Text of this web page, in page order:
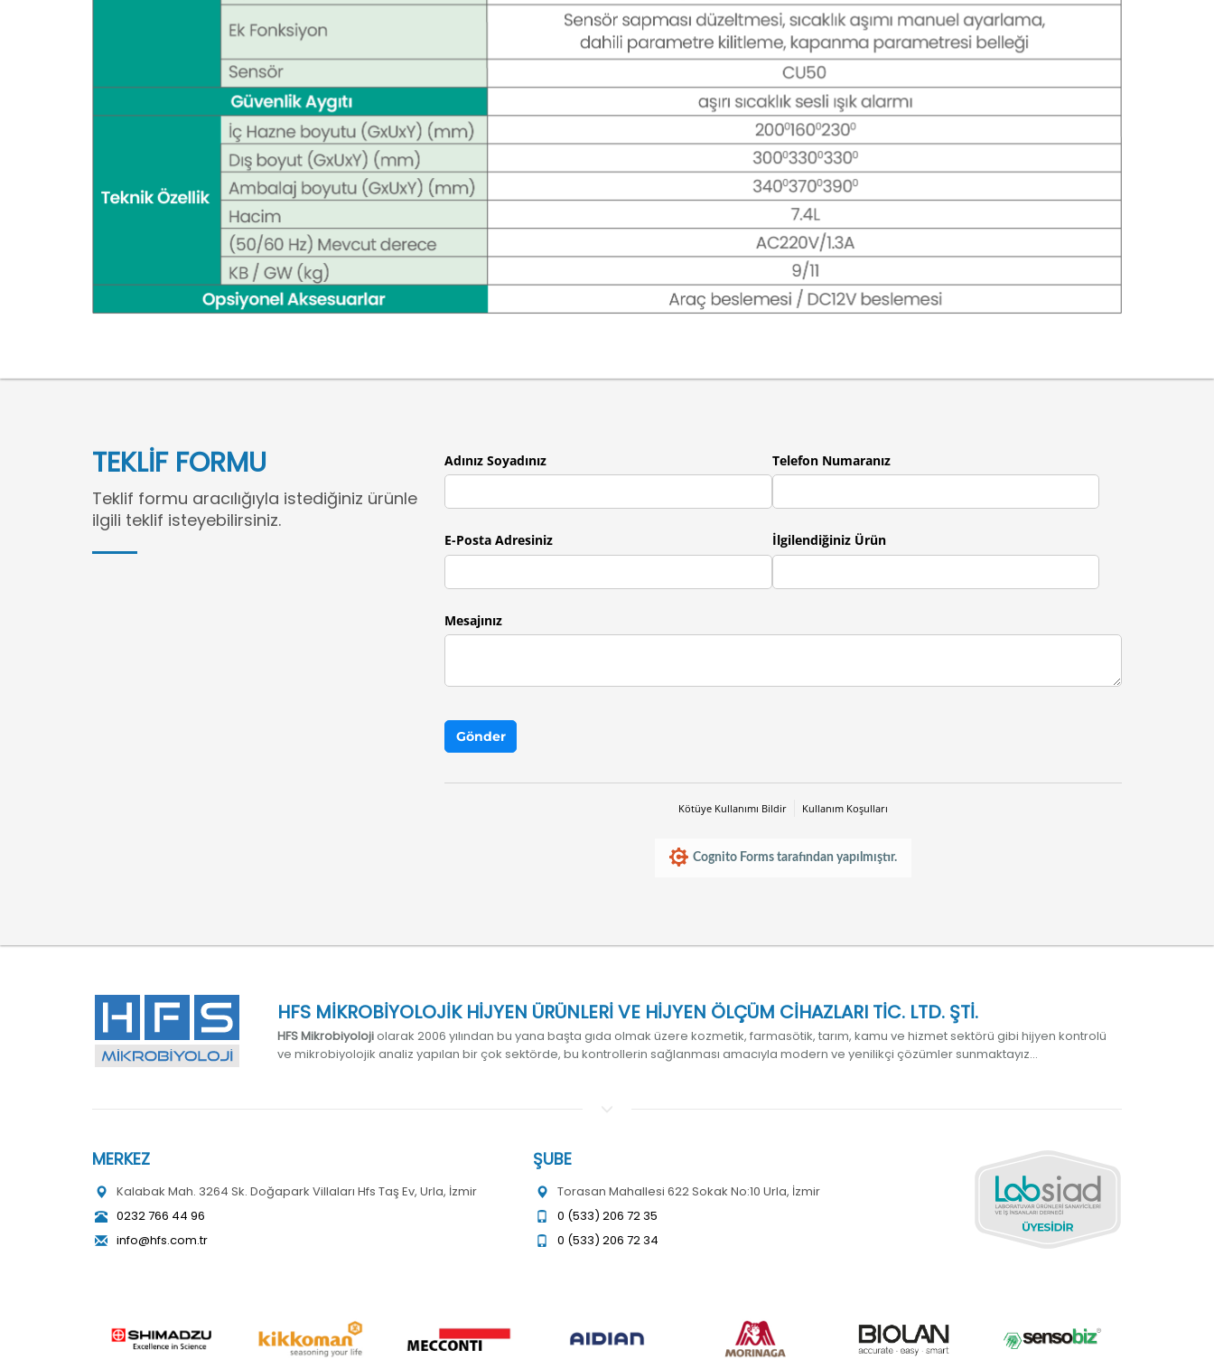
TEKLİF FORMU
Teklif formu aracılığıyla istediğiniz ürünle
ilgili teklif isteyebilirsiniz.
Adınız Soyadınız Telefon Numaranız
E-Posta Adresiniz İlgilendiğiniz Ürün
Mesajınız
Gönder
Kötüye Kullanımı Bildir Kullanım Koşulları
Cognito Forms tarafından yapılmıştır.
HFS MİKROBİYOLOJİK HİJYEN ÜRÜNLERİ VE HİJYEN ÖLÇÜM CİHAZLARI TİC. LTD. ŞTİ.
HFS Mikrobiyolojiolarak 2006 yılından bu yana başta gıda olmak üzere kozmetik, farmasötik, tarım, kamu ve hizmet sektörü gibi hijyen kontrolü
ve mikrobiyolojik analiz yapılan bir çok sektörde, bu kontrollerin sağlanması amacıyla modern ve yenilikçi çözümler sunmaktayız...
MERKEZ
Kalabak Mah. 3264 Sk. Doğapark Villaları Hfs Taş Ev, Urla, İzmir
0232 766 44 96
info@hfs.com.tr
ŞUBE
Torasan Mahallesi 622 Sokak No:10 Urla, İzmir
0 (533) 206 72 35
0 (533) 206 72 34